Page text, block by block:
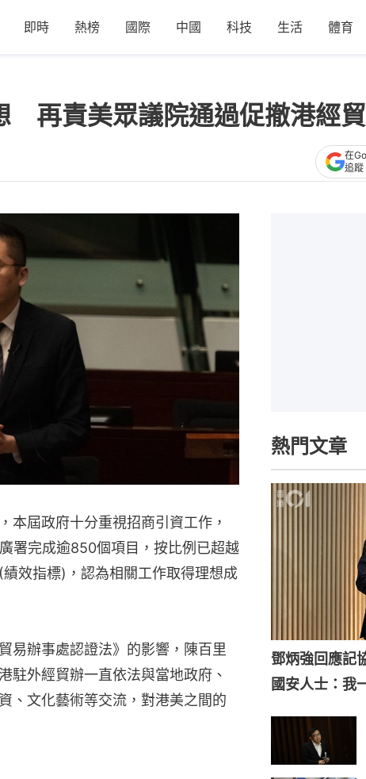
即時 熱榜 國際 中國 科技 生活 體育
再責美眾議院通過促撤港經
在
追蹤
本屆政府十分重視招商引資工作，
署完成逾850個項目，按比例已超越
效指標)，認為相關工作取得理想成
易辦事處認證法》的影響，陳百里
駐外經貿辦一直依法與當地政府、
、文化藝術等交流，對港美之間的
熱門文章
鄧炳強回應記
國安人士：我